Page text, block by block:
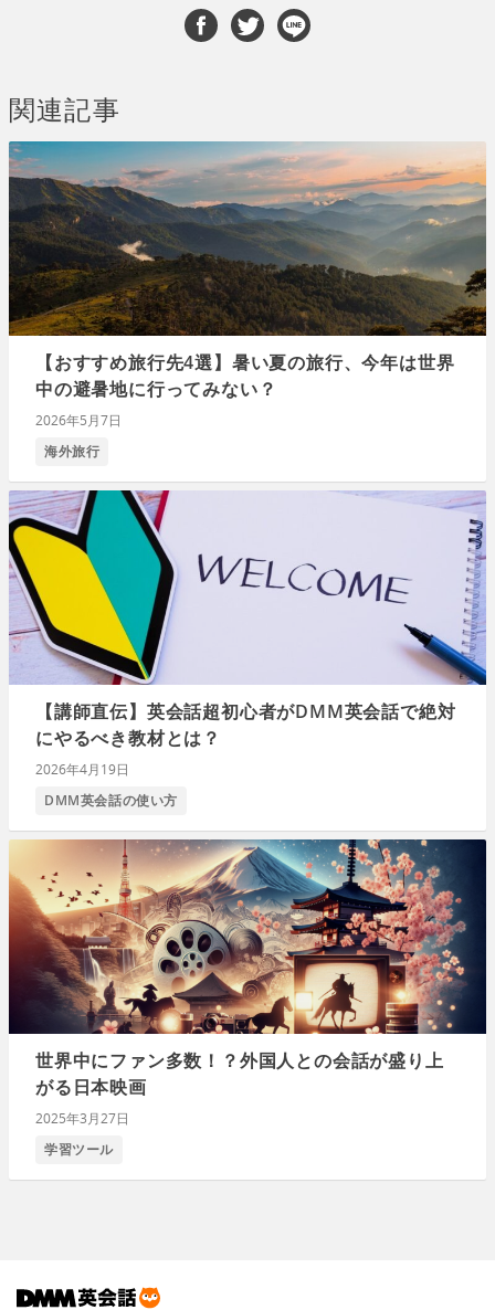
関連記事
【おすすめ旅行先4選】暑い夏の旅行、今年は世界
中の避暑地に行ってみない？
2026年5月7日
海外旅行
【講師直伝】英会話超初心者がDMM英会話で絶対
にやるべき教材とは？
2026年4月19日
DMM英会話の使い方
世界中にファン多数！？外国人との会話が盛り上
がる日本映画
2025年3月27日
学習ツール